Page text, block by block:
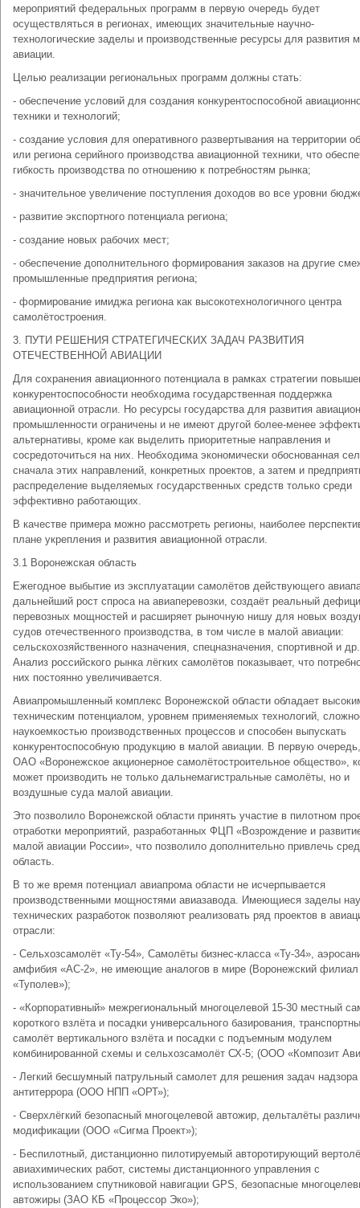
мероприятий федеральных программ в первую очередь будет
осуществляться в регионах, имеющих значительные научно-
технологические заделы и производственные ресурсы для развития
авиации.
Целью реализации региональных программ должны стать:
- обеспечение условий для создания конкурентоспособной
техники и технологий;
- создание условия для оперативного развертывания на территории
или региона серийного производства авиационной техники, что
гибкость производства по отношению к потребностям рынка;
- значительное увеличение поступления доходов во все уровни
- развитие экспортного потенциала региона;
- создание новых рабочих мест;
- обеспечение дополнительного формирования заказов на другие
промышленные предприятия региона;
- формирование имиджа региона как высокотехнологичного центра
самолётостроения.
3. ПУТИ РЕШЕНИЯ СТРАТЕГИЧЕСКИХ ЗАДАЧ РАЗВИТИЯ
ОТЕЧЕСТВЕННОЙ АВИАЦИИ
Для сохранения авиационного потенциала в рамках стратегии
конкурентоспособности необходима государственная поддержка
авиационной отрасли. Но ресурсы государства для развития
промышленности ограничены и не имеют другой более-менее
альтернативы, кроме как выделить приоритетные направления и
сосредоточиться на них. Необходима экономически обоснованная
сначала этих направлений, конкретных проектов, а затем и
распределение выделяемых государственных средств только среди
эффективно работающих.
В качестве примера можно рассмотреть регионы, наиболее
плане укрепления и развития авиационной отрасли.
3.1 Воронежская область
Ежегодное выбытие из эксплуатации самолётов действующего
дальнейший рост спроса на авиаперевозки, создаёт реальный
перевозных мощностей и расширяет рыночную нишу для новых
судов отечественного производства, в том числе в малой авиации:
сельскохозяйственного назначения, спецназначения, спортивной и др.
Анализ российского рынка лёгких самолётов показывает, что
них постоянно увеличивается.
Авиапромышленный комплекс Воронежской области обладает
техническим потенциалом, уровнем применяемых технологий,
наукоемкостью производственных процессов и способен выпускать
конкурентоспособную продукцию в малой авиации. В первую
ОАО «Воронежское акционерное самолётостроительное общество»,
может производить не только дальнемагистральные самолёты, но и
воздушные суда малой авиации.
Это позволило Воронежской области принять участие в пилотном
отработки мероприятий, разработанных ФЦП «Возрождение и
малой авиации России», что позволило дополнительно привлечь
область.
В то же время потенциал авиапрома области не исчерпывается
производственными мощностями авиазавода. Имеющиеся заделы
технических разработок позволяют реализовать ряд проектов в
отрасли:
- Сельхозсамолёт «Ту-54», Самолёты бизнес-класса «Ту-34»,
амфибия «АС-2», не имеющие аналогов в мире (Воронежский
«Туполев»);
- «Корпоративный» межрегиональный многоцелевой 15-30 местный
короткого взлёта и посадки универсального базирования,
самолёт вертикального взлёта и посадки с подъемным модулем
комбинированной схемы и сельхозсамолёт СХ-5; (ООО «Композит
- Легкий бесшумный патрульный самолет для решения задач надзора
антитеррора (ООО НПП «ОРТ»);
- Сверхлёгкий безопасный многоцелевой автожир, дельталёты
модификации (ООО «Сигма Проект»);
- Беспилотный, дистанционно пилотируемый авторотирующий
авиахимических работ, системы дистанционного управления с
использованием спутниковой навигации GPS, безопасные
автожиры (ЗАО КБ «Процессор Эко»);